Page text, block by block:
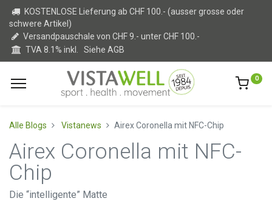
KOSTENLOSE Lieferung ab CHF 100.- (ausser grosse oder
schwere Artikel)
Versandpauschale von CHF 9.- unter CHF 100.-
TVA 8.1% inkl. Siehe AGB
0
Alle Blogs Vistanews Airex Coronella mit NFC-Chip
Airex Coronella mit NFC-
Chip
Die “intelligente” Matte